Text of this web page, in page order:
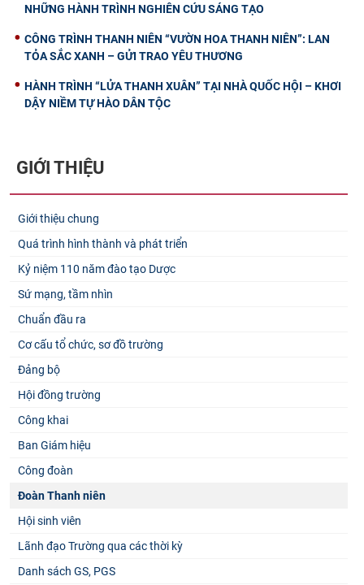
NHỮNG HÀNH TRÌNH NGHIÊN CỨU SÁNG TẠO
CÔNG TRÌNH THANH NIÊN “VƯỜN HOA THANH NIÊN”: LAN
TỎA SẮC XANH – GỬI TRAO YÊU THƯƠNG
HÀNH TRÌNH “LỬA THANH XUÂN” TẠI NHÀ QUỐC HỘI – KHƠI
DẬY NIỀM TỰ HÀO DÂN TỘC
GIỚI THIỆU
Giới thiệu chung
Quá trình hình thành và phát triển
Kỷ niệm 110 năm đào tạo Dược
Sứ mạng, tầm nhìn
Chuẩn đầu ra
Cơ cấu tổ chức, sơ đồ trường
Đảng bộ
Hội đồng trường
Công khai
Ban Giám hiệu
Công đoàn
Đoàn Thanh niên
Hội sinh viên
Lãnh đạo Trường qua các thời kỳ
Danh sách GS, PGS